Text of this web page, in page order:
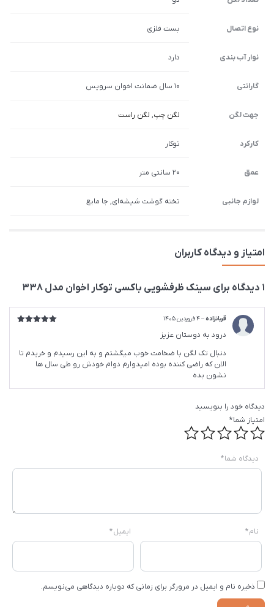
نوع اتصال بست فلزی
نوار آب بندی دارد
گارانتی 10 سال ضمانت اخوان سرویس
جهت لگن لگن چپ, لگن راست
کارکرد توکار
عمق 20 سانتی متر
لوازم جانبی تخته گوشت شیشه‌ای, جا مایع
امتیاز و دیدگاه کاربران
1 دیدگاه برای سینک ظرفشویی باکسی توکار اخوان مدل 338
قربانزاده–4 فروردین 1405
درود به دوستان عزیز
دنبال تک لگن با ضخامت خوب میگشتم و به این رسیدم و خریدم تا
الان که راضی کننده بوده امیدوارم دوام خودش رو طی سال ها
نشون بده
دیدگاه خود را بنویسید
امتیاز شما*
دیدگاه شما*
نام* ایمیل*
ذخیره نام و ایمیل در مرورگر برای زمانی که دوباره دیدگاهی می‌نویسم.